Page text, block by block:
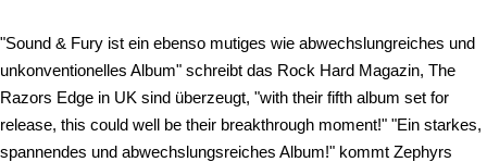
"Sound & Fury ist ein ebenso mutiges wie abwechslungreiches und
unkonventionelles Album" schreibt das Rock Hard Magazin, The
Razors Edge in UK sind überzeugt, "with their fifth album set for
release, this could well be their breakthrough moment!" "Ein starkes,
spannendes und abwechslungsreiches Album!" kommt Zephyrs